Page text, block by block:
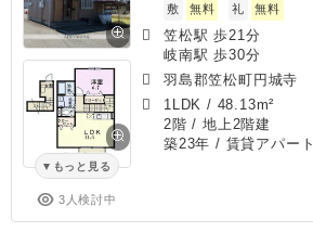
もっと見る
3人検討中
敷
無料 礼 無料
笠松駅 歩21分
岐南駅 歩30分
羽島郡笠松町円城寺
1LDK / 48.13m²
2階 / 地上2階建
築23年 / 賃貸アパート